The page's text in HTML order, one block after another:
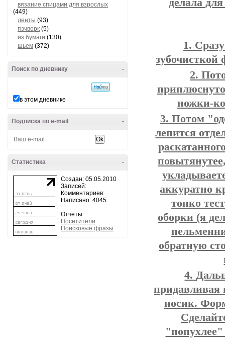
вязание спицами для взрослых
(449)
ленты (93)
пэчворк (5)
из бумаги (130)
шьем (372)
-
Поиск по дневнику
в этом дневнике
-
Подписка по e-mail
-
Статистика
Создан: 05.05.2010
Записей:
Комментариев:
Написано: 4045
Отчеты:
Посетители
Поисковые фразы
делала
зубочисткой
ножки-
Потом
лепится
аккуратно
тонко
оборки (я
обратную
придавливая
носик.